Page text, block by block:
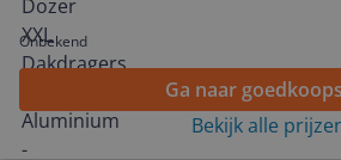
Onbekend
Ga naar
Bekijk alle
Algemeen